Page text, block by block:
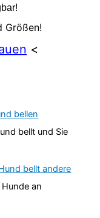
Größen!
<
bellen
bellt und Sie
bellt andere
an